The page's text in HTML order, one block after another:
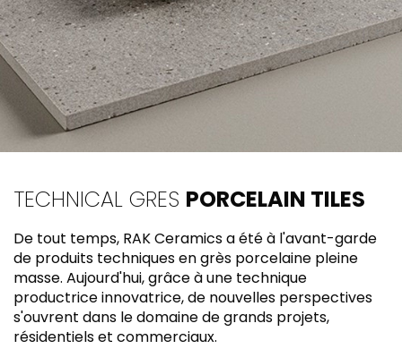
TECHNICAL GRES PORCELAIN TILES
De tout temps, RAK Ceramics a été à l'avant-garde
de produits techniques en grès porcelaine pleine
masse. Aujourd'hui, grâce à une technique
productrice innovatrice, de nouvelles perspectives
s'ouvrent dans le domaine de grands projets,
résidentiels et commerciaux.